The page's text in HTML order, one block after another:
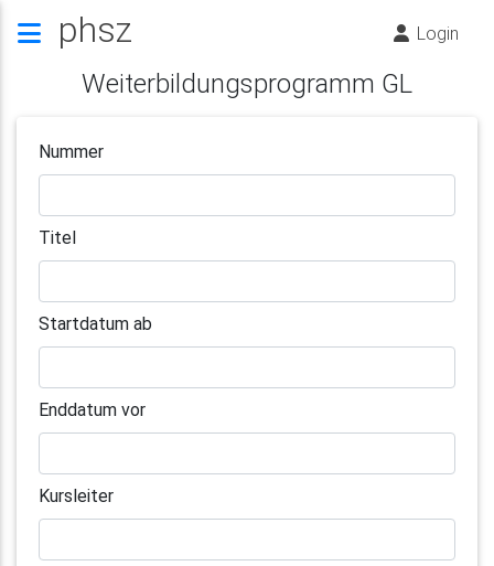
phsz Login
Weiterbildungsprogramm GL
Nummer
Titel
Startdatum ab
Enddatum vor
Kursleiter